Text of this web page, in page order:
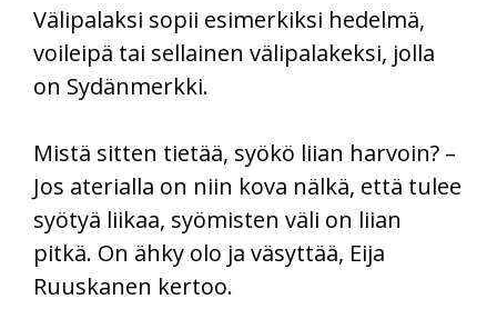
Välipalaksi sopii esimerkiksi hedelmä,
voileipä tai sellainen välipalakeksi, jolla
on Sydänmerkki.
Mistä sitten tietää, syökö liian harvoin? –
Jos aterialla on niin kova nälkä, että tulee
syötyä liikaa, syömisten väli on liian
pitkä. On ähky olo ja väsyttää, Eija
Ruuskanen kertoo.